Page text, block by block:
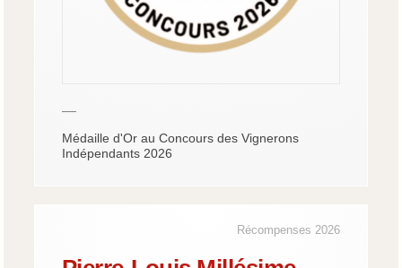
—
Médaille d'Or au Concours des Vignerons
Indépendants 2026
Récompenses 2026